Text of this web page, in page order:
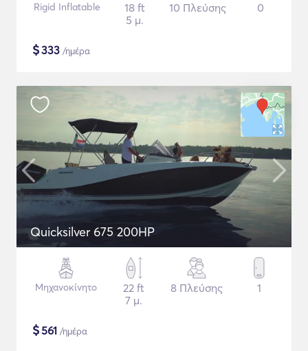
Rigid Inflatable
18 ft
5 μ.
10 Πλεύσης 0
$333 /ημέρα
Quicksilver 675 200HP
Μηχανοκίνητο
22 ft
7 μ.
8 Πλεύσης 1
$561 /ημέρα